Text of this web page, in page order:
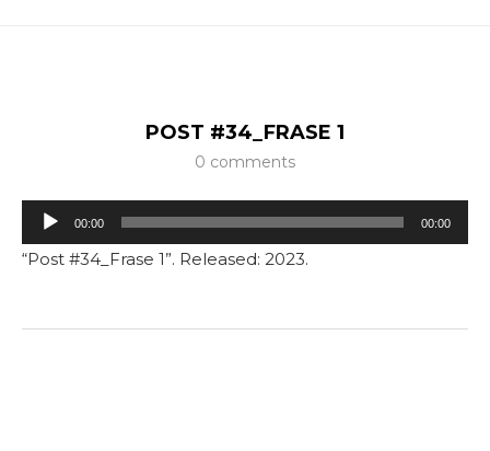
POST #34_FRASE 1
0 comments
Tocador
de
00:00 00:00
“Post #34_Frase 1”. Released: 2023.